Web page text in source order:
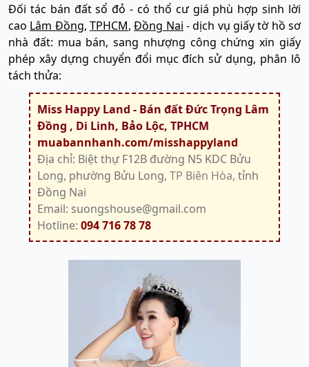
Đối tác bán đất sổ đỏ - có thổ cư giá phù hợp sinh lời
cao Lâm Đồng,TPHCM,Đồng Nai - dịch vụ giấy tờ hồ sơ
nhà đất: mua bán, sang nhượng công chứng xin giấy
phép xây dựng chuyển đổi mục đích sử dụng, phân lô
tách thửa:
Miss Happy Land - Bán đất Đức Trọng Lâm
Đồng , Di Linh, Bảo Lộc, TPHCM
muabannhanh.com/misshappyland
Địa chỉ: Biệt thự F12B đường N5 KDC Bửu
Long, phường Bửu Long, TP Biên Hòa, tỉnh
Đồng Nai
Email: suongshouse@gmail.com
Hotline: 094 716 78 78